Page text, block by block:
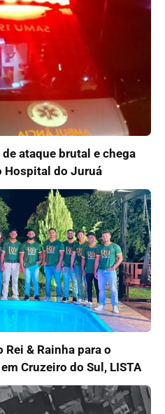
ataque brutal e chega
Hospital do Juruá
& Rainha para o
Cruzeiro do Sul, LISTA